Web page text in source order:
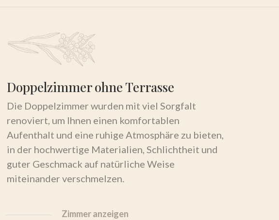
Doppelzimmer ohne Terrasse
Die Doppelzimmer wurden mit viel Sorgfalt
renoviert, um Ihnen einen komfortablen
Aufenthalt und eine ruhige Atmosphäre zu bieten,
in der hochwertige Materialien, Schlichtheit und
guter Geschmack auf natürliche Weise
miteinander verschmelzen.
Zimmer anzeigen